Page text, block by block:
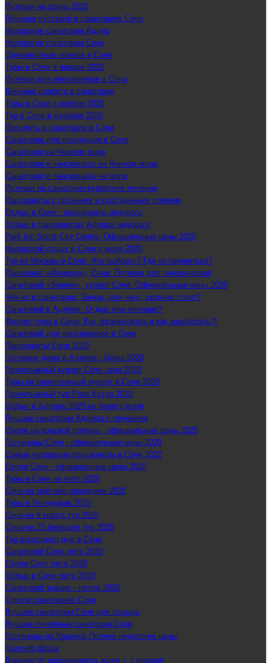
Путевки на осень 2020
Лечение суставов в санаториях Сочи
Недорогие санатории Адлер
Недорогие санатории Сочи
Одноместные номера в Сочи
Туры в Сочи в январе 2020
Путевки для пенсионеров в Сочи
Лечение диабета в санатории
Туры в Сочи в ноябре 2020
Тур в Сочи в декабре 2020
Похудеть в санатории в Сочи
Санатории для похудения в Сочи
Санатории на Черном море
Санатории и пансионаты на Черном море
Санатории и пансионаты на море
Путевки на санаторно-курортное лечение
Пансионаты с питанием и собственным пляжем
Отдых в Сочи - пансионаты недорого
Отдых в пансионатах Адлера недорого
Park Inn Sochi City Centre: Официальные цены 2020
Недорогой отдых в Сочи у моря 2020
Тур из Москвы в Сочи: Что выбрать? Где остановиться?
Пансионат «Изумруд», Сочи: Путевки для пенсионеров!
Санаторий «Знание», курорт Сочи: Официальные цены 2020
Чек-ап в санатории: Зачем, для чего, сколько стоит?
Санаторий в Адлере: Отдых или лечение?
Фитнес-туры в Сочи: Как организовать и как заработать?!
Санаторий для пенсионеров в Сочи
Пансионаты Сочи 2020
Гостевые дома в Адлере - Цены 2020
Горнолыжный курорт Сочи цена 2020
Туры на горнолыжный курорт в Сочи 2020
Горнолыжный тур Роза Хутор 2020
Отдых в Адлере 2020 на берегу моря
Лучшие санатории Адлера с лечением
Отели на красной поляны - официальные цены 2020
Гостиницы Сочи - официальные цены 2020
Самые недорогие пансионаты в Сочи 2022
Отели Сочи - официальные цены 2020
Туры в Сочи на лето 2020
Сочи на майские праздники 2020
Туры в Геленджик 2020
Сочи на 8 марта тур 2020
Сочи на 23 февраля тур 2020
Тур выходного дня в Сочи
Санаторий Сочи лето 2020
Отели Сочи лето 2020
Отдых в Сочи лето 2020
Санаторий знание - летом 2020
Список санаториев Сочи
Лучшие санатории Сочи для отдыха
Лучшие лечебные санатории Сочи
Гостиницы на Красной Поляне недорогие цены
Qurmetti dostar
Вакцину от коронавируса ждем с 1 января!